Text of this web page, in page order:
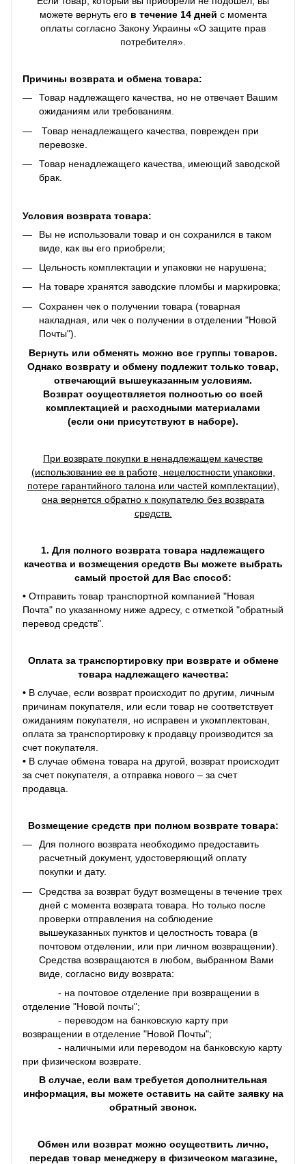
можете вернуть его в течение 14 дней с момента
оплаты согласно Закону Украины «О защите прав
потребителя».
Причины возврата и обмена товара:
Товар надлежащего качества, но не отвечает Вашим
ожиданиям или требованиям.
Товар ненадлежащего качества, поврежден при
перевозке.
Товар ненадлежащего качества, имеющий заводской
брак.
Условия возврата товара:
Вы не использовали товар и он сохранился в таком
виде, как вы его приобрели;
Цельность комплектации и упаковки не нарушена;
На товаре хранятся заводские пломбы и маркировка;
Сохранен чек о получении товара (товарная
накладная, или чек о получении в отделении "Новой
Почты").
Вернуть или обменять можно все группы товаров.
Однако возврату и обмену подлежит только товар,
отвечающий вышеуказанным условиям.
Возврат осуществляется полностью со всей
комплектацией и расходными материалами
(если они присутствуют в наборе).
При возврате покупки в ненадлежащем качестве
(использование ее в работе, нецелостности упаковки,
потере гарантийного талона или частей комплектации),
она вернется обратно к покупателю без возврата
средств.
1. Для полного возврата товара надлежащего
качества и возмещения средств Вы можете выбрать
самый простой для Вас способ:
• Отправить товар транспортной компанией "Новая
Почта" по указанному ниже адресу, с отметкой "обратный
перевод средств".
Оплата за транспортировку при возврате и обмене
товара надлежащего качества:
• В случае, если возврат происходит по другим, личным
причинам покупателя, или если товар не соответствует
ожиданиям покупателя, но исправен и укомплектован,
оплата за транспортировку к продавцу производится за
счет покупателя.
• В случае обмена товара на другой, возврат происходит
за счет покупателя, а отправка нового – за счет
продавца.
Возмещение средств при полном возврате товара:
Для полного возврата необходимо предоставить
расчетный документ, удостоверяющий оплату
покупки и дату.
Средства за возврат будут возмещены в течение трех
дней с момента возврата товара. Но только после
проверки отправления на соблюдение
вышеуказанных пунктов и целостность товара (в
почтовом отделении, или при личном возвращении).
Средства возвращаются в любом, выбранном Вами
виде, согласно виду возврата:
- на почтовое отделение при возвращении в
отделение "Новой почты";
- переводом на банковскую карту при
возвращении в отделение "Новой Почты";
- наличными или переводом на банковскую карту
при физическом возврате.
В случае, если вам требуется дополнительная
информация, вы можете оставить на сайте заявку на
обратный звонок.
Обмен или возврат можно осуществить лично,
передав товар менеджеру в физическом магазине,